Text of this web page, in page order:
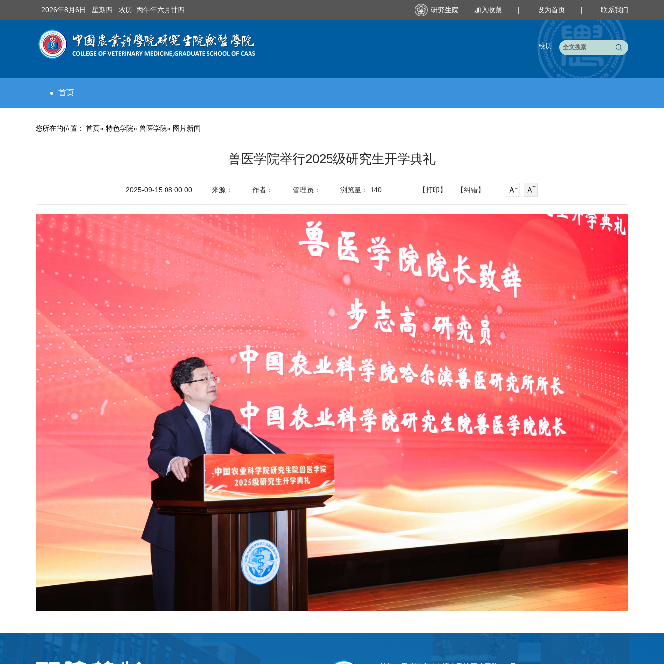
2026年8月6日 星期四 农历 丙午年六月廿四 研究生院 加入收藏 | 设为首页 | 联系我们
校历
首页
您所在的位置： 首页» 特色学院» 兽医学院» 图片新闻
兽医学院举行2025级研究生开学典礼
2025-09-15 08:00:00 来源： 作者： 管理员： 浏览量： 140 【打印】 【纠错】